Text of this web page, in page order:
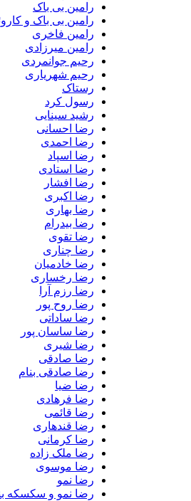
رامین بی باک
رامین بی باک و کاروئل
رامین فاخری
رامین میرزادی
رحیم جوانمردی
رحیم شهریاری
رستاک
رسول کرد
رشید سینایی
رضا احسانی
رضا احمدی
رضا اسپاد
رضا استادی
رضا افشار
رضا اکبری
رضا بهاری
رضا بیدرام
رضا تقوی
رضا چناری
رضا خادمیان
رضا رخساری
رضا رزم آرا
رضا روح پور
رضا ساداتی
رضا ساسان پور
رضا شیری
رضا صادقی
رضا صادقی بنام
رضا ضیا
رضا فرهادی
رضا قائمی
رضا قندهاری
رضا کرمانی
رضا ملک زاده
رضا موسوی
رضا نمو
رضا نمو و سکسکه بند